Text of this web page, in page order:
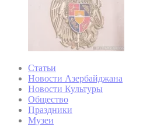
Статьи
Новости Азербайджана
Новости Культуры
Общество
Праздники
Музеи